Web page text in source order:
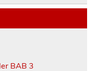
BAB 3